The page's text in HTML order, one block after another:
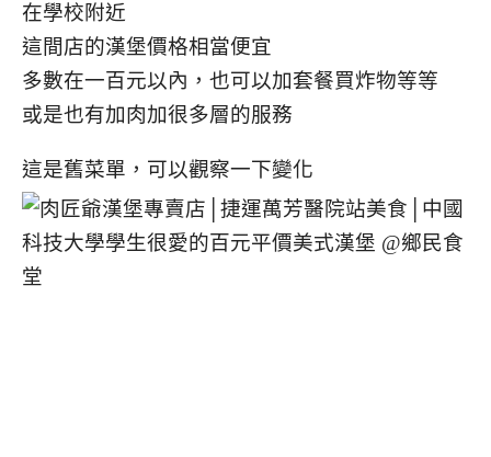
在學校附近
這間店的漢堡價格相當便宜
多數在一百元以內，也可以加套餐買炸物等等
或是也有加肉加很多層的服務
這是舊菜單，可以觀察一下變化